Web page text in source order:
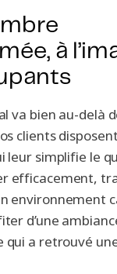
à
va bien au-delà
clients
leur simplifie le
efficacement,
environnement
d’une
qui a retrouvé